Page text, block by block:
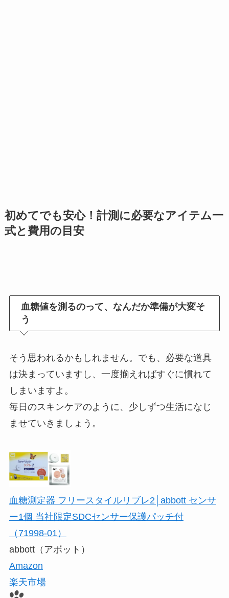
初めてでも安心！計測に必要なアイテム一
式と費用の目安
血糖値を測るのって、なんだか準備が大変そ
う
そう思われるかもしれません。でも、必要な道具
は決まっていますし、一度揃えればすぐに慣れて
しまいますよ。
毎日のスキンケアのように、少しずつ生活になじ
ませていきましょう。
血糖測定器 フリースタイルリブレ2│abbott センサ
ー1個 当社限定SDCセンサー保護パッチ付
（71998-01）
abbott（アボット）
Amazon
楽天市場